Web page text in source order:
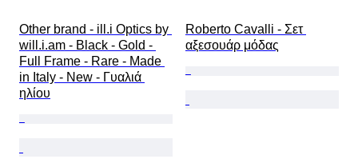
Other brand - ill.i Optics by
will.i.am - Black - Gold -
Full Frame - Rare - Made
in Italy - New - Γυαλιά
ηλίου
Roberto Cavalli - Σετ
αξεσουάρ μόδας